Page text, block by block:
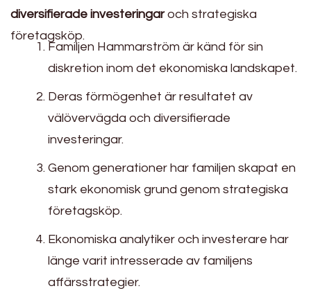
diversifierade investeringaroch strategiska
företagsköp.
Familjen Hammarström är känd för sin
diskretion inom det ekonomiska landskapet.
Deras förmögenhet är resultatet av
välövervägda och diversifierade
investeringar.
Genom generationer har familjen skapat en
stark ekonomisk grund genom strategiska
företagsköp.
Ekonomiska analytiker och investerare har
länge varit intresserade av familjens
affärsstrategier.